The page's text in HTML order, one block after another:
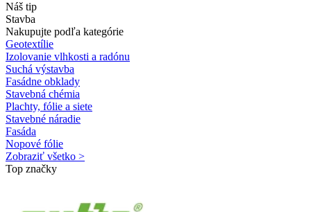
Náš tip
Stavba
Nakupujte podľa kategórie
Geotextílie
Izolovanie vlhkosti a radónu
Suchá výstavba
Fasádne obklady
Stavebná chémia
Plachty, fólie a siete
Stavebné náradie
Fasáda
Nopové fólie
Zobraziť všetko >
Top značky